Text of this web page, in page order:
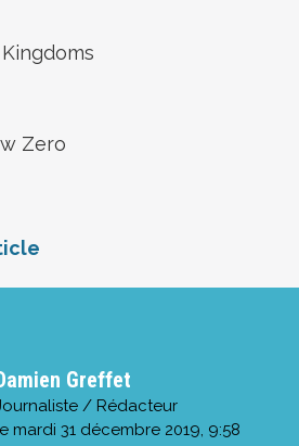
Zero
Greffet
/ Rédacteur
mardi 31 décembre 2019, 9:58